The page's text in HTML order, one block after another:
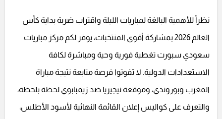
نظراً للأهمية البالغة لمباريات الليلة واقتراب ضربة بداية كأس
العالم 2026 بمشاركة أقوى المنتخبات، يوفر لكم مركز مباريات
سعودي سبورت تغطية فورية وحية ومباشرة لكافة
الاستعدادات الدولية. لا تفوتوا فرصة متابعة نتيجة مباراة
المغرب وبوروندي، وموقعة نيجيريا ضد زيمبابوي لحظة بلحظة،
والتعرف على كواليس إعلان القائمة النهائية لأسود الأطلس،